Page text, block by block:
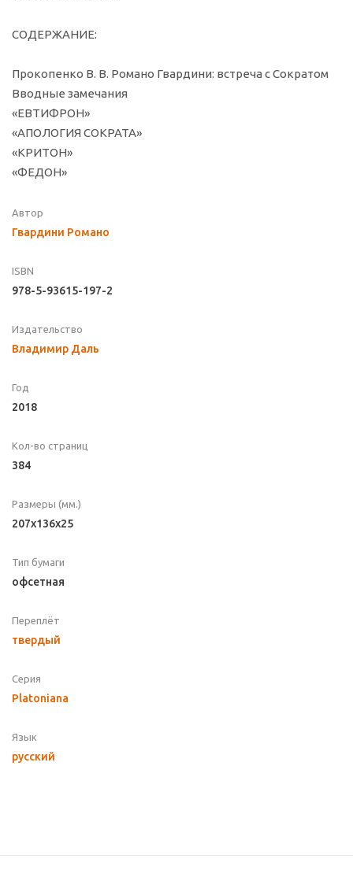
СОДЕРЖАНИЕ:
Прокопенко В. В. Романо Гвардини: встреча с Сократом
Вводные замечания
«ЕВТИФРОН»
«АПОЛОГИЯ СОКРАТА»
«КРИТОН»
«ФЕДОН»
Автор
Гвардини Романо
ISBN
978-5-93615-197-2
Издательство
Владимир Даль
Год
2018
Кол-во страниц
384
Размеры (мм.)
207x136x25
Тип бумаги
офсетная
Переплёт
твердый
Серия
Platoniana
Язык
русский